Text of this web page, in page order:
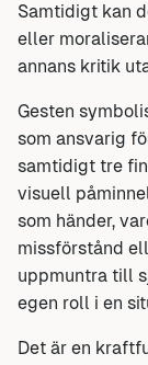
Samtidigt kan
eller
annans kritik
Gesten
som ansvarig
samtidigt tre
visuell
som händer,
missförstånd
uppmuntra till
egen roll i en
Det är en